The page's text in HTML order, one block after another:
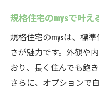
規格住宅のmysで叶
規格住宅のmysは、標
さが魅力です。外観や
おり、長く住んでも飽
さらに、オプションで